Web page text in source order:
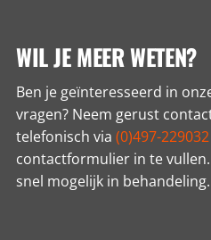
WIL JE MEER WETEN?
Ben je geïnteresseerd in
vragen? Neem gerust
telefonisch via (0)497-229032
contactformulier in te
snel mogelijk in behandeling.